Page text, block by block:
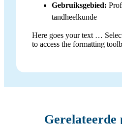
Gebruiksgebied:
tandheelkunde
Here goes your text …
to access the formatting
Gerelateerde